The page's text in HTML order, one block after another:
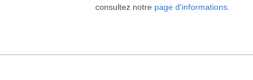
consultez notre page d'informations